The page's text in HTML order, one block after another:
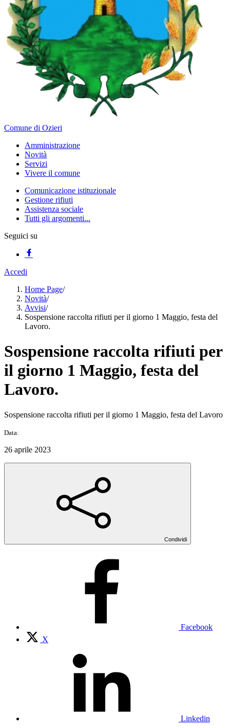
Comune di Ozieri
Amministrazione
Novità
Servizi
Vivere il comune
Comunicazione istituzionale
Gestione rifiuti
Assistenza sociale
Tutti gli argomenti...
Seguici su
Accedi
Home Page/
Novità/
Avvisi/
Sospensione raccolta rifiuti per il giorno 1 Maggio, festa del
Lavoro.
Sospensione raccolta rifiuti per
il giorno 1 Maggio, festa del
Lavoro.
Sospensione raccolta rifiuti per il giorno 1 Maggio, festa del Lavoro
Data:
26 aprile 2023
Condividi
Facebook
X
Linkedin